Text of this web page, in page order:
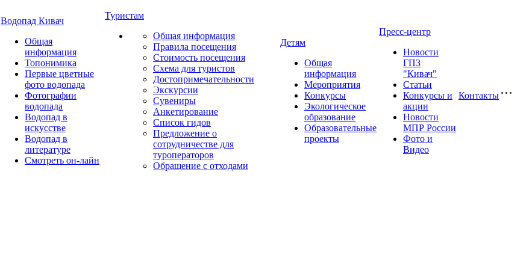
Водопад Кивач
Общая
информация
Топонимика
Первые цветные
фото водопада
Фотографии
водопада
Водопад в
искусстве
Водопад в
литературе
Смотреть он-лайн
Туристам
Общая информация
Правила посещения
Стоимость посещения
Схема для туристов
Достопримечательности
Экскурсии
Сувениры
Анкетирование
Список гидов
Предложение о
сотрудничестве для
туроператоров
Обращение с отходами
Детям
Общая
информация
Мероприятия
Конкурсы
Экологическое
образование
Образовательные
проекты
Пресс-центр
Новости
ГПЗ
"Кивач"
Статьи
Конкурсы и
акции
Новости
МПР России
Фото и
Видео
Контакты